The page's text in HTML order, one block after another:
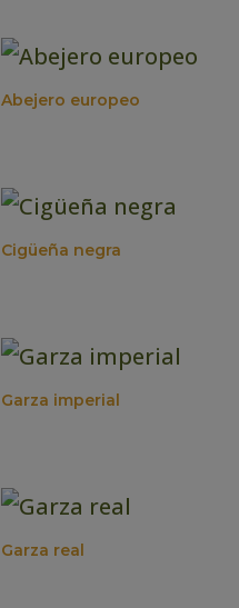
Abejero europeo
Cigüeña negra
Garza imperial
Garza real